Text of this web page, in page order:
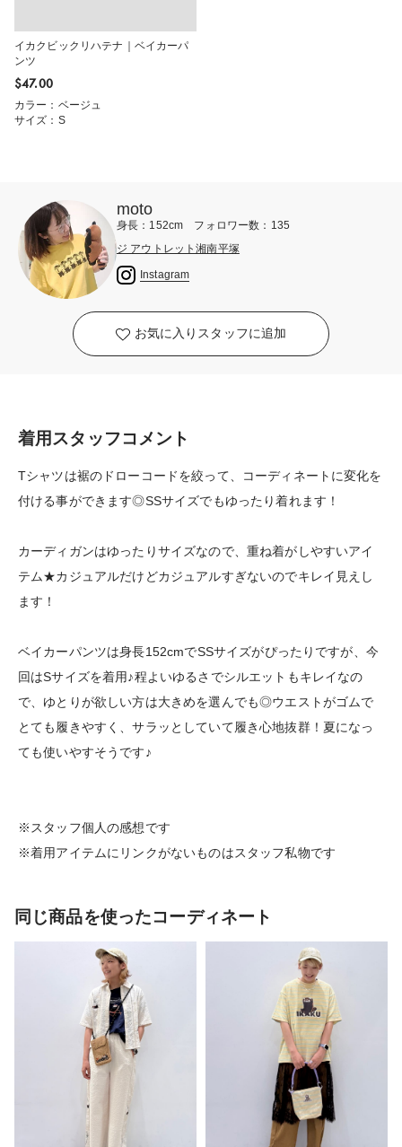
イカクビックリハテナ｜ベイカーパ
ンツ
$‌47.00
カラー：ベージュ
サイズ：S
moto
身長：152cm フォロワー数：135
ジ アウトレット湘南平塚
Instagram
お気に入りスタッフに追加
着用スタッフコメント
Tシャツは裾のドローコードを絞って、コーディネートに変化を
付ける事ができます◎SSサイズでもゆったり着れます！
カーディガンはゆったりサイズなので、重ね着がしやすいアイ
テム★カジュアルだけどカジュアルすぎないのでキレイ見えし
ます！
ベイカーパンツは身長152cmでSSサイズがぴったりですが、今
回はSサイズを着用♪程よいゆるさでシルエットもキレイなの
で、ゆとりが欲しい方は大きめを選んでも◎ウエストがゴムで
とても履きやすく、サラッとしていて履き心地抜群！夏になっ
ても使いやすそうです♪
※スタッフ個人の感想です
※着用アイテムにリンクがないものはスタッフ私物です
同じ商品を使ったコーディネート